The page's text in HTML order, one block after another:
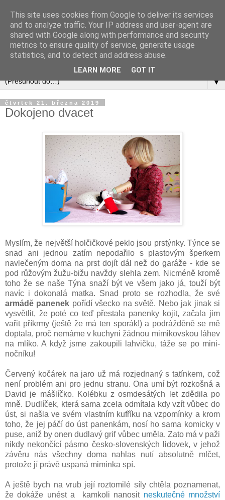
▼
čtvrtek 21. března 2019
Dokojeno dvacet
Myslím, že největší holčičkové peklo jsou prstýnky. Týnce se
snad ani jednou zatím nepodařilo s plastovým šperkem
navlečeným doma na prst dojít dál než do garáže - kde se
pod růžovým žužu-bižu navždy slehla zem. Nicméně kromě
toho že se naše Týna snaží být ve všem jako já, touží být
navíc i dokonalá matka. Snad proto se rozhodla, že své
armádě panenek pořídí všecko na světě. Nebo jak jinak si
vysvětlit, že poté co teď přestala panenky kojit, začala jim
vařit příkrmy (ještě že má ten sporák!) a podrážděně se mě
doptala, proč nemáme v kuchyni žádnou mimikovskou láhev
na mlíko. A když jsme zakoupili lahvičku, táže se po mini-
nočníku!
Červený kočárek na jaro už má rozjednaný s tatínkem, což
není problém ani pro jednu stranu. Ona umí být rozkošná a
David je mášlíčko. Kolébku z osmdesátých let zdědila po
mně. Dudlíček, která sama zcela odmítala kdy vzít vůbec do
úst, si našla ve svém vlastním kufříku na vzpomínky a krom
toho, že jej páčí do úst panenkám, nosí ho sama komicky v
puse, aniž by onen dudlavý grif vůbec uměla. Zato má v paži
nikdy nekončící pásmo česko-slovenských lidovek, v jehož
závěru nás všechny doma nahlas nutí absolutně mlčet,
protože jí právě uspaná miminka spí.
A ještě bych na vrub její roztomilé síly chtěla poznamenat,
že dokáže unést a kamkoli nanosit neskutečné množství
This site uses cookies from Google to deliver its services
and to analyze traffic. Your IP address and user-agent are
shared with Google along with performance and security
metrics to ensure quality of service, generate usage
statistics, and to detect and address abuse.
LEARN MORE GOT IT